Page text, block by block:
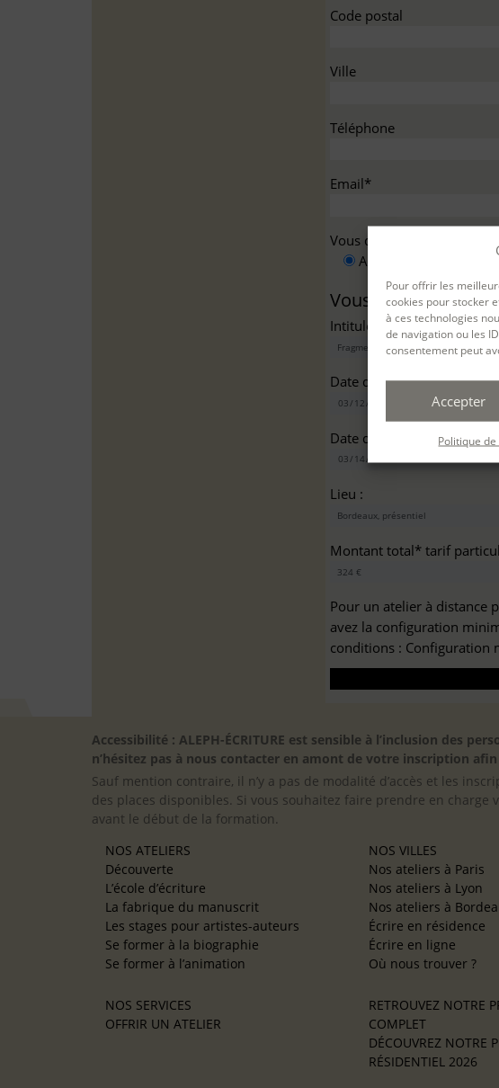
Pour offrir les
cookies pour stocker
à ces technologies
de navigation ou les
consentement peut
Accepter
Politique de
Code postal
Ville
Téléphone
Email*
Vous demandez ce devis :
A titre personnel
Vous souhaitez
Intitulé(s)*
Date de début*
Date de fin*
Lieu :
Montant total* tarif
Pour un atelier à distance
avez la configuration
conditions : Configuration
Accessibilité : ALEPH-ÉCRITURE est sensible à l’inclusion des
n’hésitez pas à nous contacter en amont de votre inscription
Sauf mention contraire, il n’y a pas de modalité d’accès et les
des places disponibles. Si vous souhaitez faire prendre en
avant le début de la formation.
NOS ATELIERS
Découverte
L’école d’écriture
La fabrique du manuscrit
Les stages pour artistes-auteurs
Se former à la biographie
Se former à l’animation
NOS SERVICES
OFFRIR UN ATELIER
NOS VILLES
Nos ateliers à Paris
Nos ateliers à Lyon
Nos ateliers à
Écrire en résidence
Écrire en ligne
Où nous trouver ?
RETROUVEZ NOTRE
COMPLET
DÉCOUVREZ NOTRE
RÉSIDENTIEL 2026